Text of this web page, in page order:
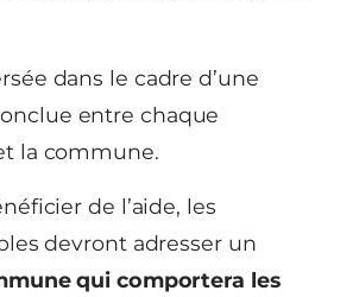
dans le cadre d’une
entre chaque
la commune.
de l’aide, les
devront adresser un
qui comportera les